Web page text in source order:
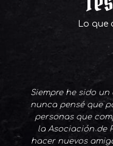
Lo que
Siempre he sido
nunca pensé que
personas que
la Asociación de
hacer nuevos